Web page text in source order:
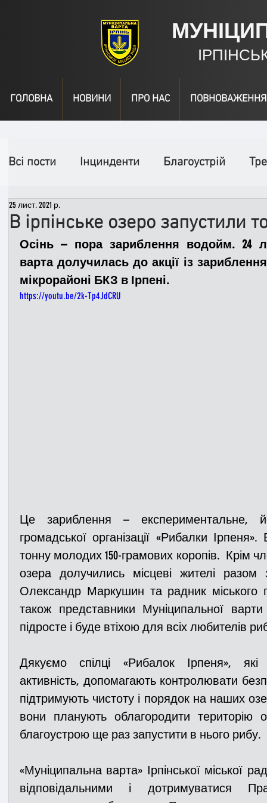
ГОЛОВНА НОВИНИ ПРО НАС ПОВНОВАЖЕННЯ
Всі пости Інцинденти Благоустрій
День народження
Спільні заходи Надзвичайні заходи
Медицина
В ірпінське озеро запустили
25 лист. 2021 р.
Осінь – пора зариблення водойм. 24
варта долучилась до акції із
мікрорайоні БКЗ в Ірпені.
https://youtu.be/2k-Tp4JdCRU
Це зариблення – експериментальне,
громадської організації «Рибалки
тонну молодих 150-грамових коропів.  Крім
озера долучились місцеві жителі разом
Олександр Маркушин та радник міського
також представники Муніципальної
підросте і буде втіхою для всіх любителів
Дякуємо спілці «Рибалок Ірпеня»,
активність, допомагають контролювати
підтримують чистоту і порядок на наших
вони планують облагородити територію
благоустрою ще раз запустити в нього рибу.
«Муніципальна варта» Ірпінської міської
відповідальними і дотримуватися